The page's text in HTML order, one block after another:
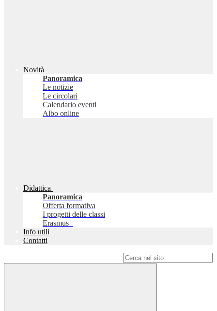
Novità
Panoramica
Le notizie
Le circolari
Calendario eventi
Albo online
Didattica
Panoramica
Offerta formativa
I progetti delle classi
Erasmus+
Info utili
Contatti